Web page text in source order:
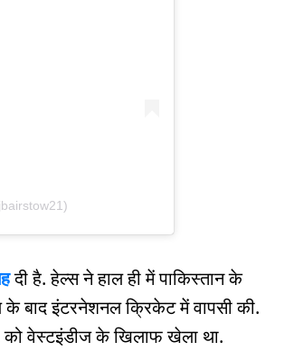
दी है. हेल्स ने हाल ही में पाकिस्तान के
बाद इंटरनेशनल क्रिकेट में वापसी की.
वेस्टइंडीज के खिलाफ खेला था.